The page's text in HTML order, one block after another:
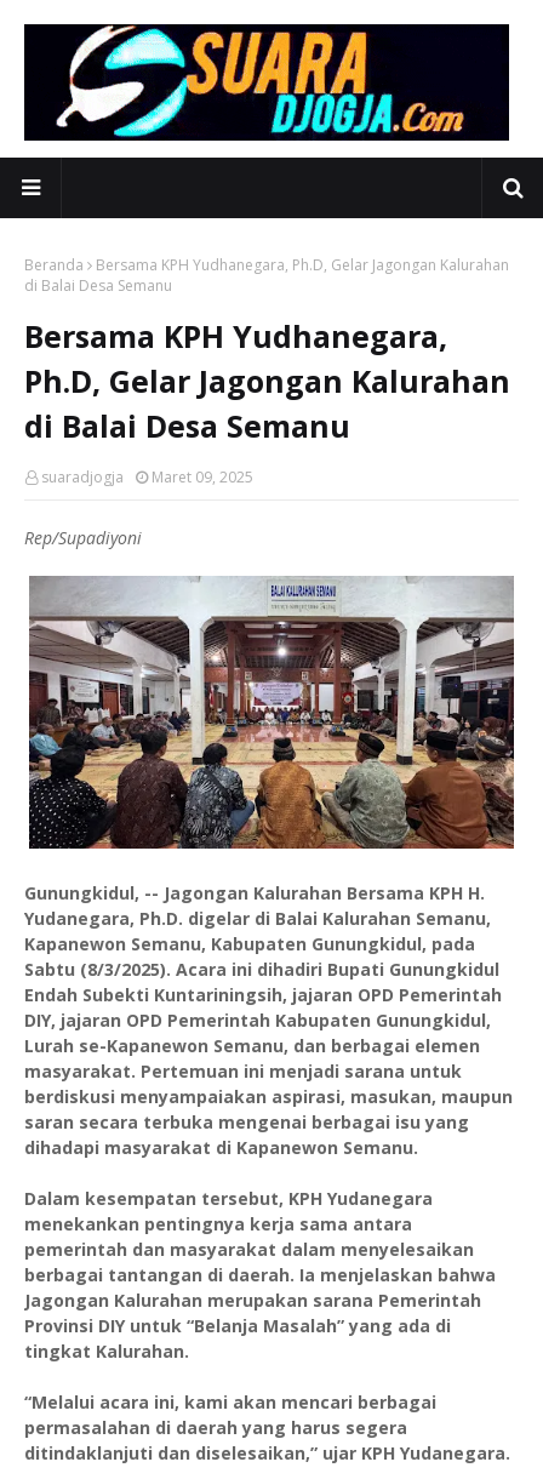
Beranda
Bersama KPH Yudhanegara, Ph.D, Gelar Jagongan Kalurahan
di Balai Desa Semanu
Bersama KPH Yudhanegara,
Ph.D, Gelar Jagongan Kalurahan
di Balai Desa Semanu
suaradjogja Maret 09, 2025
Rep/Supadiyoni
Gunungkidul, -- Jagongan Kalurahan Bersama KPH H.
Yudanegara, Ph.D. digelar di Balai Kalurahan Semanu,
Kapanewon Semanu, Kabupaten Gunungkidul, pada
Sabtu (8/3/2025). Acara ini dihadiri Bupati Gunungkidul
Endah Subekti Kuntariningsih, jajaran OPD Pemerintah
DIY, jajaran OPD Pemerintah Kabupaten Gunungkidul,
Lurah se-Kapanewon Semanu, dan berbagai elemen
masyarakat. Pertemuan ini menjadi sarana untuk
berdiskusi menyampaiakan aspirasi, masukan, maupun
saran secara terbuka mengenai berbagai isu yang
dihadapi masyarakat di Kapanewon Semanu.
Dalam kesempatan tersebut, KPH Yudanegara
menekankan pentingnya kerja sama antara
pemerintah dan masyarakat dalam menyelesaikan
berbagai tantangan di daerah. Ia menjelaskan bahwa
Jagongan Kalurahan merupakan sarana Pemerintah
Provinsi DIY untuk “Belanja Masalah” yang ada di
tingkat Kalurahan.
“Melalui acara ini, kami akan mencari berbagai
permasalahan di daerah yang harus segera
ditindaklanjuti dan diselesaikan,” ujar KPH Yudanegara.